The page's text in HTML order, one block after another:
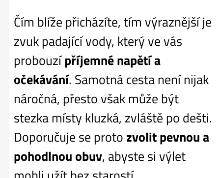
Čím blíže přicházíte, tím výraznější je
zvuk padající vody, který ve vás
probouzípříjemné napětí a
očekávání. Samotná cesta není nijak
náročná, přesto však může být
stezka místy kluzká, zvláště po dešti.
Doporučuje se proto zvolit pevnou a
pohodlnou obuv, abyste si výlet